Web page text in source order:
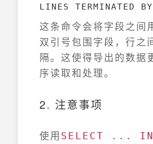
LINES TERMINATED
这条命令会将字段之间
双引号包围字段，行之
隔。这使得导出的数据
序读取和处理。
2. 注意事项
使用 SELECT ...